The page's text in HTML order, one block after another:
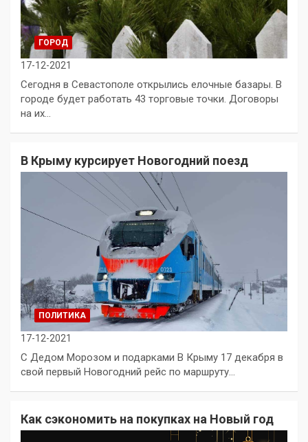
ГОРОД
17-12-2021
Сегодня в Севастополе открылись елочные базары. В
городе будет работать 43 торговые точки. Договоры
на их…
В Крыму курсирует Новогодний поезд
ПОЛИТИКА
17-12-2021
С Дедом Морозом и подарками В Крыму 17 декабря в
свой первый Новогодний рейс по маршруту…
Как сэкономить на покупках на Новый год